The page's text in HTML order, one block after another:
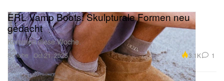
Schuhe
ERL Vamp Boots: Skulpturale Formen neu
gedacht
Kommen diese Woche.
Oct 21, 2025 3.1K 1